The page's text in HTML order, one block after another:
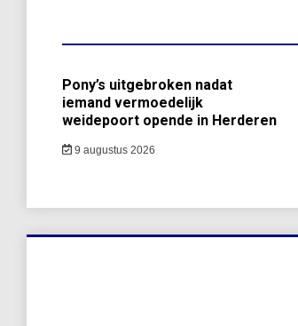
Pony’s uitgebroken nadat
iemand vermoedelijk
weidepoort opende in Herderen
9 augustus 2026